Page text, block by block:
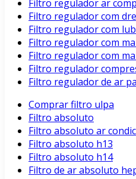
Filtro regulador ar
Filtro regulador com
Filtro regulador com
Filtro regulador com
Filtro regulador com
Filtro regulador
Filtro regulador de ar
Comprar filtro ulpa
Filtro absoluto
Filtro absoluto ar
Filtro absoluto h13
Filtro absoluto h14
Filtro de ar absoluto